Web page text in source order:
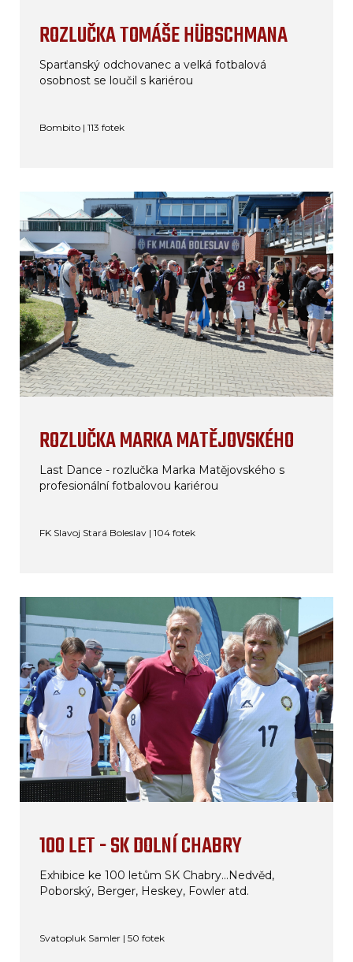
ROZLUČKA TOMÁŠE HÜBSCHMANA
Sparťanský odchovanec a velká fotbalová
osobnost se loučil s kariérou
Bombito | 113 fotek
ROZLUČKA MARKA MATĚJOVSKÉHO
Last Dance - rozlučka Marka Matějovského s
profesionální fotbalovou kariérou
FK Slavoj Stará Boleslav | 104 fotek
100 LET - SK DOLNÍ CHABRY
Exhibice ke 100 letům SK Chabry...Nedvěd,
Poborský, Berger, Heskey, Fowler atd.
Svatopluk Samler | 50 fotek